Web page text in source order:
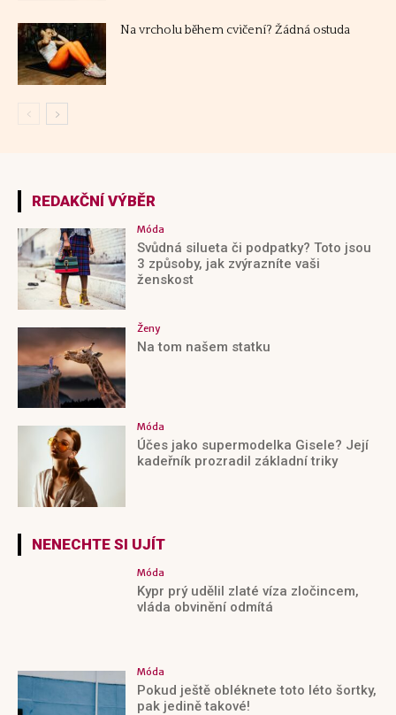
REDAKČNÍ VÝBĚR
Móda
Svůdná silueta či podpatky? Toto jsou
3 způsoby, jak zvýrazníte vaši
ženskost
Ženy
Na tom našem statku
Móda
Účes jako supermodelka Gisele? Její
kadeřník prozradil základní triky
NENECHTE SI UJÍT
Móda
Kypr prý udělil zlaté víza zločincem,
vláda obvinění odmítá
Móda
Pokud ještě obléknete toto léto šortky,
pak jedině takové!